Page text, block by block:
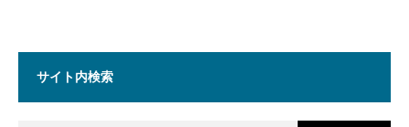
サイト内検索